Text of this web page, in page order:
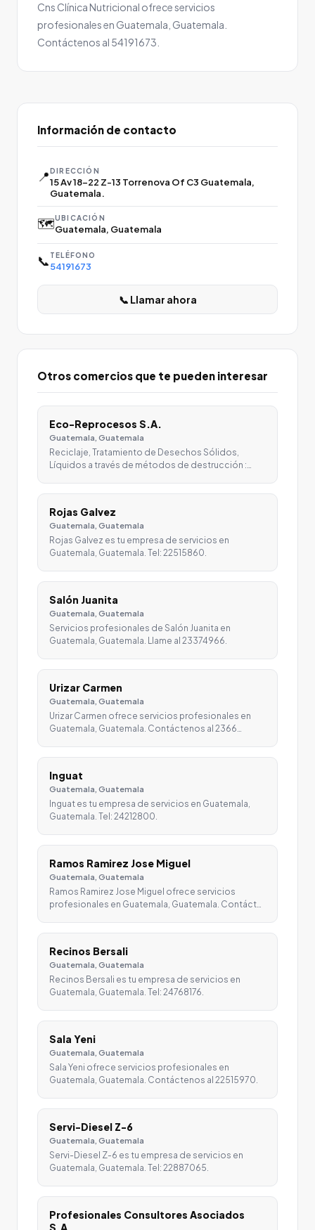
Cns Clínica Nutricional ofrece servicios
profesionales en Guatemala, Guatemala.
Contáctenos al 54191673.
Información de contacto
📍DIRECCIÓN
15 Av 18-22 Z-13 Torrenova Of C3 Guatemala,
Guatemala.
🗺️UBICACIÓN
Guatemala, Guatemala
📞 TELÉFONO
54191673
📞 Llamar ahora
Otros comercios que te pueden interesar
Eco-Reprocesos S.A.
Guatemala, Guatemala
Reciclaje, Tratamiento de Desechos Sólidos,
Líquidos a través de métodos de destrucción :…
Rojas Galvez
Guatemala, Guatemala
Rojas Galvez es tu empresa de servicios en
Guatemala, Guatemala. Tel: 22515860.
Salón Juanita
Guatemala, Guatemala
Servicios profesionales de Salón Juanita en
Guatemala, Guatemala. Llame al 23374966.
Urizar Carmen
Guatemala, Guatemala
Urizar Carmen ofrece servicios profesionales en
Guatemala, Guatemala. Contáctenos al 2366…
Inguat
Guatemala, Guatemala
Inguat es tu empresa de servicios en Guatemala,
Guatemala. Tel: 24212800.
Ramos Ramirez Jose Miguel
Guatemala, Guatemala
Ramos Ramirez Jose Miguel ofrece servicios
profesionales en Guatemala, Guatemala. Contáct…
Recinos Bersali
Guatemala, Guatemala
Recinos Bersali es tu empresa de servicios en
Guatemala, Guatemala. Tel: 24768176.
Sala Yeni
Guatemala, Guatemala
Sala Yeni ofrece servicios profesionales en
Guatemala, Guatemala. Contáctenos al 22515970.
Servi-Diesel Z-6
Guatemala, Guatemala
Servi-Diesel Z-6 es tu empresa de servicios en
Guatemala, Guatemala. Tel: 22887065.
Profesionales Consultores Asociados
S.A.